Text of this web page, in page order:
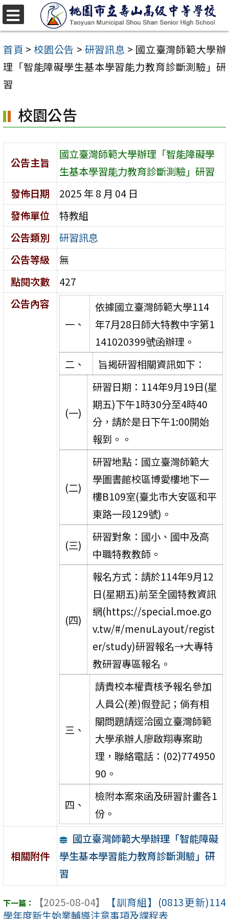
跳
至
主
要
內
區
首頁 > 校園公告 > 研習訊息 > 國立臺灣師範大學辦
理「智能障礙學生基本學習能力教育診斷測驗」研
習
校園公告
公告主旨
國立臺灣師範大學辦理「智能障礙學
生基本學習能力教育診斷測驗」研習
發佈日期
2025 年 8 月 04 日
發佈單位
特教組
公告類別
研習訊息
公告等級
無
點閱次數
427
公告內容
一、
依據國立臺灣師範大學114
年7月28日師大特教中字第1
141020399號函辦理。
二、
旨揭研習相關資訊如下：
(一)
研習日期：114年9月19日(星
期五)下午1時30分至4時40
分，請於是日下午1:00開始
報到。。
(二)
研習地點：國立臺灣師範大
學圖書館校區博愛樓地下一
樓B109室(臺北市大安區和平
東路一段129號)。
(三)
研習對象：國小、國中及高
中職特教教師。
(四)
報名方式：請於114年9月12
日(星期五)前至全國特教資訊
網(https://special.moe.go
v.tw/#/menuLayout/regist
er/study)研習報名→大專特
教研習專區報名。
三、
請貴校本權責核予報名參加
人員公(差)假登記；倘有相
關問題請逕洽國立臺灣師範
大學承辦人廖啟翔專案助
理，聯絡電話：(02)774950
90。
四、
檢附本案來函及研習計畫各1
份。
相關附件
國立臺灣師範大學辦理「智能障礙
學生基本學習能力教育診斷測驗」研
習
【2025-08-04】
【訓育組】(0813更新)114
學年度新生始業輔導注意事項及課程表
選
單